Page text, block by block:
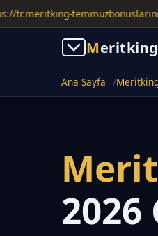
temmuzbonuslariniz.icu
Meritking
Ana Sayfa
2026